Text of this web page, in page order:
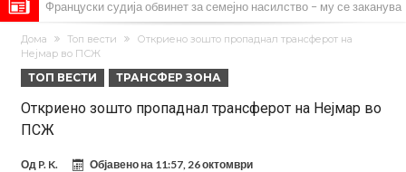
Француски судија обвинет за семејно насилство – му се заканува
18 месеци затвор
Ова никогаш не му се случило на Новак: Синер и Алкараз се
повлекуваат, а Зверев веднаш се „распадна“
Реал Мадрид донесе одлука: Eндрик заминува во Премиер
(ФОТО) Тажна вест од Аргентина: Голема загуба во семејството
на Меси
Мурињо воведува строга дисциплина во Реал Мадрид: Ова се
трите нови правила за успех
Целосна војна: Барса го растура најважниот летен трансфер на
Дома Топ вести
Откриено зошто пропаднал трансферот на
Нејмар во ПСЖ
ТОП ВЕСТИ ТРАНСФЕР ЗОНА
Откриено зошто пропаднал трансферот на Нејмар во
ПСЖ
Од P. K. Објавено на 11:57, 26 октомври